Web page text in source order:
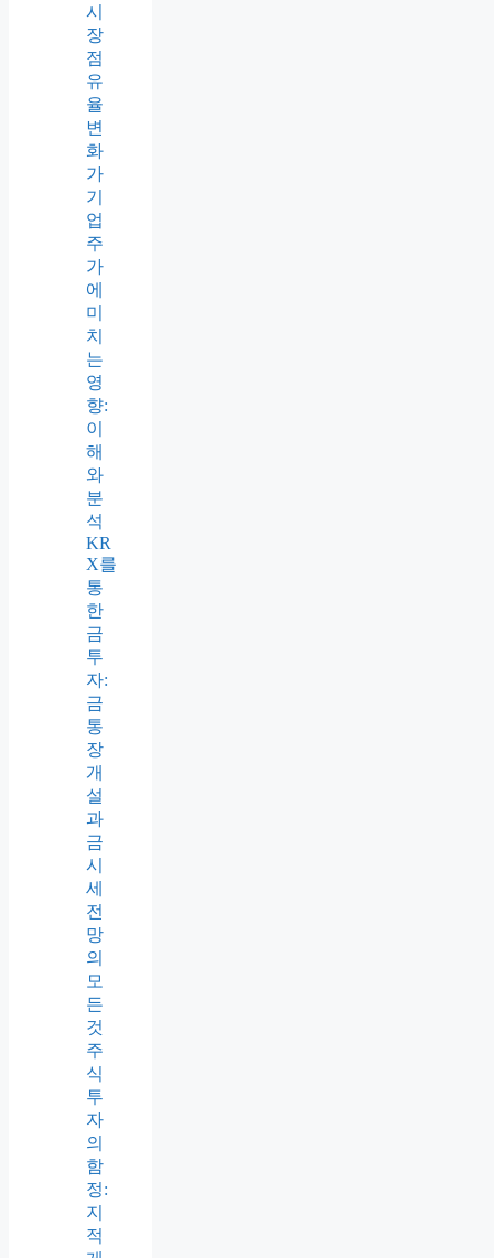
시
장
점
유
율
변
화
가
기
업
주
가
에
미
치
는
영
향:
이
해
와
분
석
KR
X를
통
한
금
투
자:
금
통
장
개
설
과
금
시
세
전
망
의
모
든
것
주
식
투
자
의
함
정:
지
적